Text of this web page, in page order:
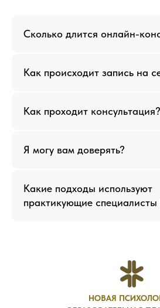
Сколько длится онлайн-
Как происходит запись на
Как проходит консультация?
Я могу вам доверять?
Какие подходы используют
практикующие специалисты
НОВАЯ